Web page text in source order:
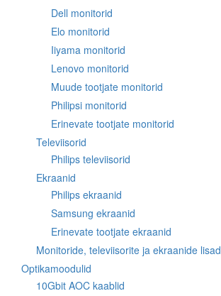
Dell monitorid
Elo monitorid
Iiyama monitorid
Lenovo monitorid
Muude tootjate monitorid
Philipsi monitorid
Erinevate tootjate monitorid
Televiisorid
Philips televiisorid
Ekraanid
Philips ekraanid
Samsung ekraanid
Erinevate tootjate ekraanid
Monitoride, televiisorite ja ekraanide lisad
Optikamoodulid
10Gbit AOC kaablid